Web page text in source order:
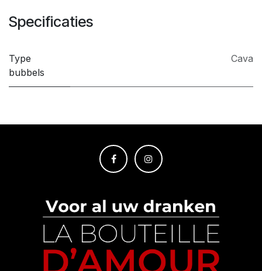
Specificaties
Type
bubbels
Cava